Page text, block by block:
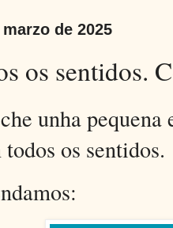
de 2025
os sentidos.
unha
os sentidos.